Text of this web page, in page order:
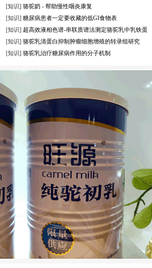
[知识] 骆驼奶 - 帮助慢性咽炎康复
[知识] 糖尿病患者一定要收藏的低GI食物表
[知识] 超高效液相色谱-串联质谱法测定骆驼乳中乳铁蛋
[知识] 骆驼乳清蛋白抑制肿瘤细胞增殖的转录组研究
[知识] 骆驼乳治疗糖尿病作用的分子机制